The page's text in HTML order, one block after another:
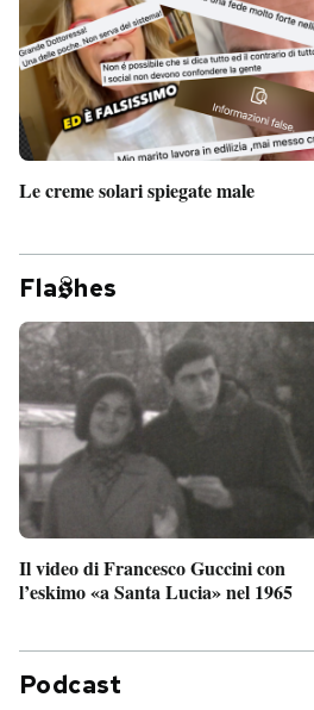
Le creme solari spiegate male
Fla hes
Il video di Francesco Guccini con
l’eskimo «a Santa Lucia» nel 1965
Podcast